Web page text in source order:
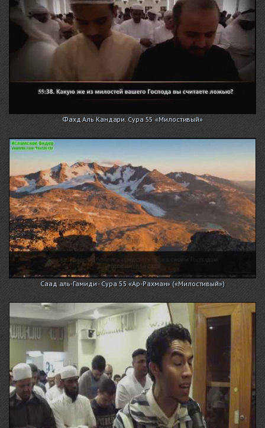
Фахд Аль Кандари. Сура 55 «Милостивый»
Саад аль-Гамиди - Сура 55 «Ар-Рахман» («Милостивый»)